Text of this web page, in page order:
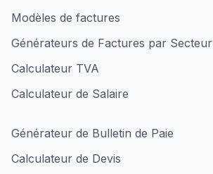
Modèles de factures
Générateurs de Factures par Secteur
Calculateur TVA
Calculateur de Salaire
Générateur de Bulletin de Paie
Calculateur de Devis